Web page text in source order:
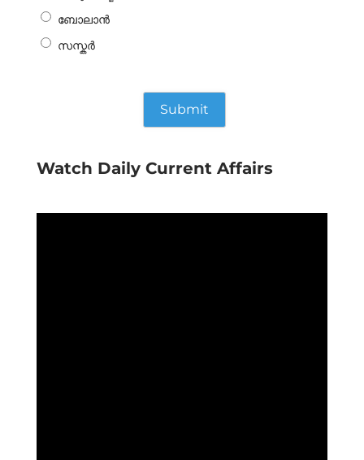
ബോലാൻ
സസ്കർ
Watch Daily Current Affairs